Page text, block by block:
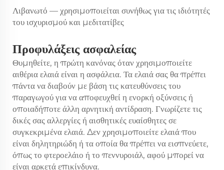
Λιβανωτό — χρησιμοποιείται συνήθως για τις ιδιότητές
του ισχυρισμού και μεδιτατίβες
Προφυλάξεις ασφαλείας
Θυμηθείτε, η πρώτη κανόνας όταν χρησιμοποιείτε
αιθέρια ελαιά είναι η ασφάλεια. Τα ελαιά σας θα πρέπει
πάντα να διαβούν με βάση τις κατευθύνσεις του
παραγωγού για να αποφευχθεί η ενορκή οξύνσεις ή
οποιαδήποτε άλλη αρνητική αντίδραση. Γνωρίζετε τις
δικές σας αλλεργίες ή αισθητικές ευαίσθητες σε
συγκεκριμένα ελαιά. Δεν χρησιμοποιείτε ελαιά που
είναι δηλητηριώδη ή τα οποία θα πρέπει να εισπνεύετε,
όπως το φτεροελάιο ή το πεννυροιάλ, αφού μπορεί να
είναι αρκετά επικίνδυνα.